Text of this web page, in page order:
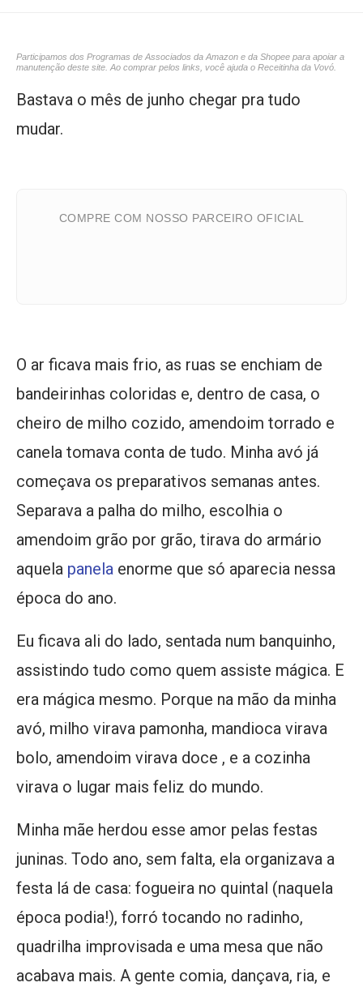
Participamos dos Programas de Associados da Amazon e da Shopee para apoiar a
manutenção deste site. Ao comprar pelos links, você ajuda o Receitinha da Vovó.
Bastava o mês de junho chegar pra tudo
mudar.
COMPRE COM NOSSO PARCEIRO OFICIAL
O ar ficava mais frio, as ruas se enchiam de
bandeirinhas coloridas e, dentro de casa, o
cheiro de milho cozido, amendoim torrado e
canela tomava conta de tudo. Minha avó já
começava os preparativos semanas antes.
Separava a palha do milho, escolhia o
amendoim grão por grão, tirava do armário
aquela panela enorme que só aparecia nessa
época do ano.
Eu ficava ali do lado, sentada num banquinho,
assistindo tudo como quem assiste mágica. E
era mágica mesmo. Porque na mão da minha
avó, milho virava pamonha, mandioca virava
bolo, amendoim virava doce , e a cozinha
virava o lugar mais feliz do mundo.
Minha mãe herdou esse amor pelas festas
juninas. Todo ano, sem falta, ela organizava a
festa lá de casa: fogueira no quintal (naquela
época podia!), forró tocando no radinho,
quadrilha improvisada e uma mesa que não
acabava mais. A gente comia, dançava, ria, e